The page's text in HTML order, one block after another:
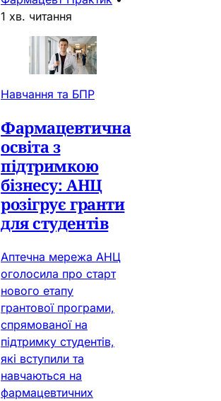
1 хв. читання
Навчання та БПР
Фармацевтична
освіта з
підтримкою
бізнесу: АНЦ
розігрує гранти
для студентів
Аптечна мережа АНЦ
оголосила про старт
нового етапу
грантової програми,
спрямованої на
підтримку студентів,
які вступили та
навчаються на
фармацевтичних